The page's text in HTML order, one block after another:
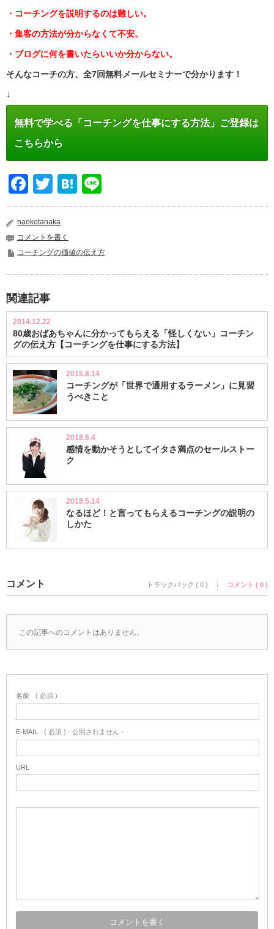
・コーチングを説明するのは難しい。
・集客の方法が分からなくて不安。
・ブログに何を書いたらいいか分からない。
そんなコーチの方、全7回無料メールセミナーで分かります！
↓
無料で学べる「コーチングを仕事にする方法」ご登録は
こちらから
Facebook
TwitterHatena
naokotanaka
コメントを書く
コーチングの価値の伝え方
関連記事
2014.12.22
80歳おばあちゃんに分かってもらえる「怪しくない」コーチン
グの伝え方【コーチングを仕事にする方法】
2015.8.14
コーチングが「世界で通用するラーメン」に見習
うべきこと
2018.6.4
感情を動かそうとしてイタさ満点のセールストー
ク
2018.5.14
なるほど！と言ってもらえるコーチングの説明の
しかた
コメント トラックバック ( 0 ) コメント ( 0 )
この記事へのコメントはありません。
名前 ( 必須 )
E-MAIL ( 必須 ) - 公開されません -
URL